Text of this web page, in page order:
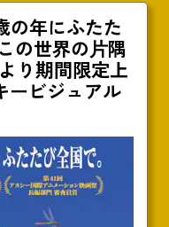
の年にふたた
の世界の⽚隅
り期間限定上
ービジュアル